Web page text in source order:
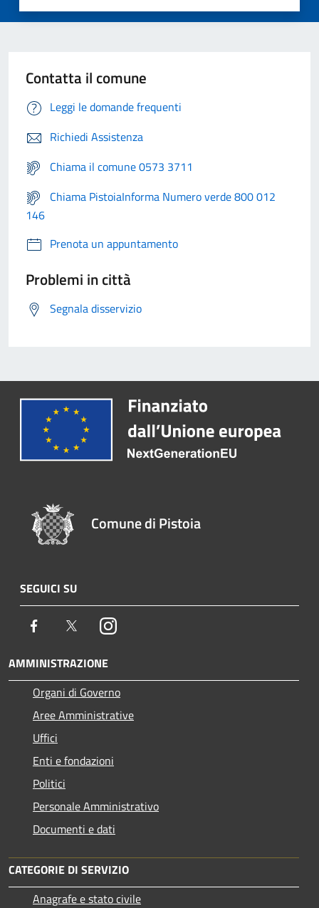
Contatta il comune
Leggi le domande frequenti
Richiedi Assistenza
Chiama il comune 0573 3711
Chiama PistoiaInforma Numero verde 800 012
146
Prenota un appuntamento
Problemi in città
Segnala disservizio
Comune di Pistoia
SEGUICI SU
Facebook TwitterInstagram
AMMINISTRAZIONE
Organi di Governo
Aree Amministrative
Uffici
Enti e fondazioni
Politici
Personale Amministrativo
Documenti e dati
CATEGORIE DI SERVIZIO
Anagrafe e stato civile